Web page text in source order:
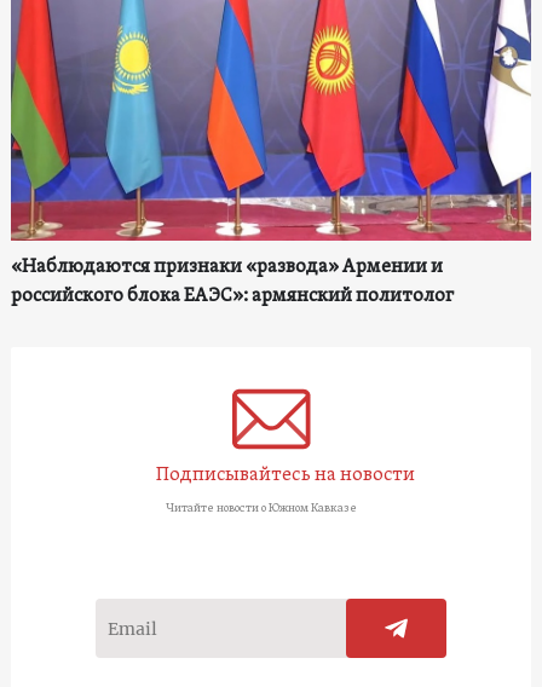
«Наблюдаются признаки «развода» Армении и
российского блока ЕАЭС»: армянский политолог
Подписывайтесь на новости
Читайте новости о Южном Кавказе